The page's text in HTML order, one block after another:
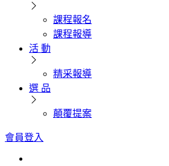
課程報名
課程報導
活 動
精采報導
選 品
顛覆提案
會員登入